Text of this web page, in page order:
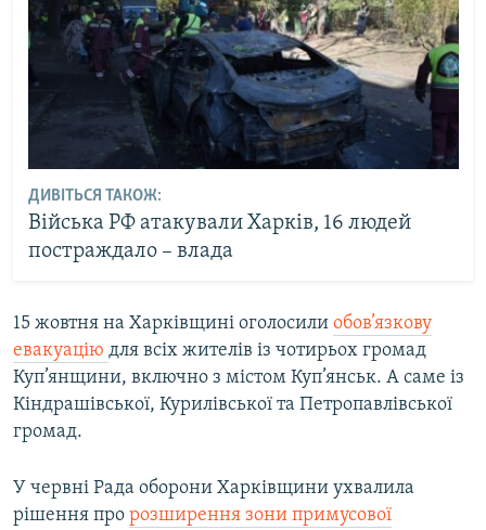
ДИВІТЬСЯ ТАКОЖ:
Війська РФ атакували Харків, 16 людей
постраждало – влада
15 жовтня на Харківщині оголосили обов’язкову
евакуацію для всіх жителів із чотирьох громад
Куп’янщини, включно з містом Куп’янськ. А саме із
Кіндрашівської, Курилівської та Петропавлівської
громад.
У червні Рада оборони Харківщини ухвалила
рішення про розширення зони примусової